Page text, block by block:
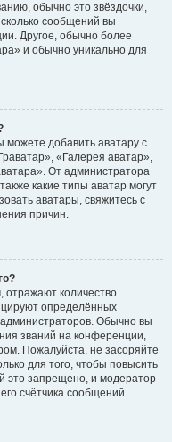
обычно это звёздочки,
сообщений вы
Другое, обычно более
и обычно уникально для
можете добавить аватару с
«Галерея аватар»,
От администратора
какие типы аватар могут
аватары, свяжитесь с
причин.
количество
определённых
Обычно вы
званий на конференции,
Пожалуйста, не засоряйте
для того, чтобы повысить
это запрещено, и модератор
счётчика сообщений.